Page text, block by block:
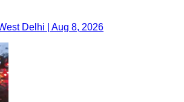
Delhi | Aug 8, 2026